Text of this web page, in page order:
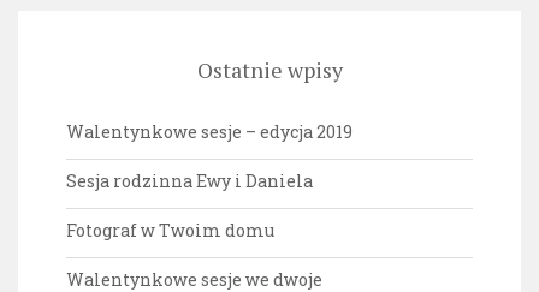
Ostatnie wpisy
Walentynkowe sesje – edycja 2019
Sesja rodzinna Ewy i Daniela
Fotograf w Twoim domu
Walentynkowe sesje we dwoje